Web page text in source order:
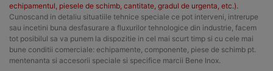
echipamentul, piesele de schimb, cantitate, gradul de urgenta, etc.).
Cunoscand in detaliu situatiile tehnice speciale ce pot interveni, intrerupe
sau incetini buna desfasurare a fluxurilor tehnologice din industrie, facem
tot posibilul sa va punem la dispozitie in cel mai scurt timp si cu cele mai
bune conditii comerciale: echipamente, componente, piese de schimb pt.
mentenanta si accesorii speciale si specifice marcii Bene Inox.